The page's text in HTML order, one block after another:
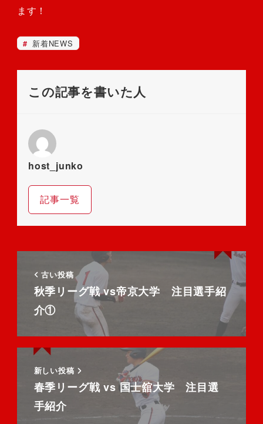
ます！
新着NEWS
この記事を書いた人
host_junko
記事一覧
古い投稿
秋季リーグ戦 vs帝京大学 注目選手紹
介①
新しい投稿
春季リーグ戦 vs 国士舘大学 注目選
手紹介